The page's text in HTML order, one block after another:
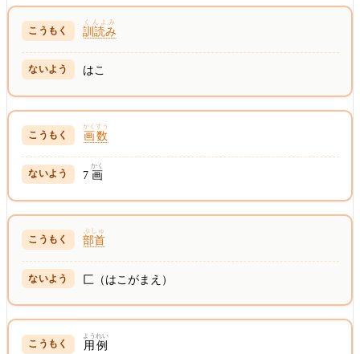
訓読み
くんよみ
はこ
画数
かくすう
7画
かく
部首
ぶしゅ
匚（はこがまえ）
用例
ようれい